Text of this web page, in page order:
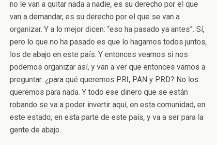
no le van a quitar nada a nadie, es su derecho por el que
van a demandar, es su derecho por el que se van a
organizar. Y a lo mejor dicen: “eso ha pasado ya antes”. Sí,
pero lo que no ha pasado es que lo hagamos todos juntos,
los de abajo en este país. Y entonces veamos si nos
podemos organizar así, y van a ver que entonces vamos a
preguntar: ¿para qué queremos PRI, PAN y PRD? No los
queremos para nada. Y todo ese dinero que se están
robando se va a poder invertir aquí, en esta comunidad, en
este estado, en esta parte de este país, y va a ser para la
gente de abajo.